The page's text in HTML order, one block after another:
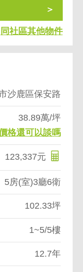
同社區其他物件
沙鹿區保安路
38.89萬/坪
格還可以談嗎
123,337元
5房(室)3廳6衛
102.33坪
1~5/5樓
12.7年